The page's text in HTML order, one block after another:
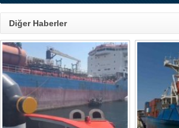
Diğer Haberler